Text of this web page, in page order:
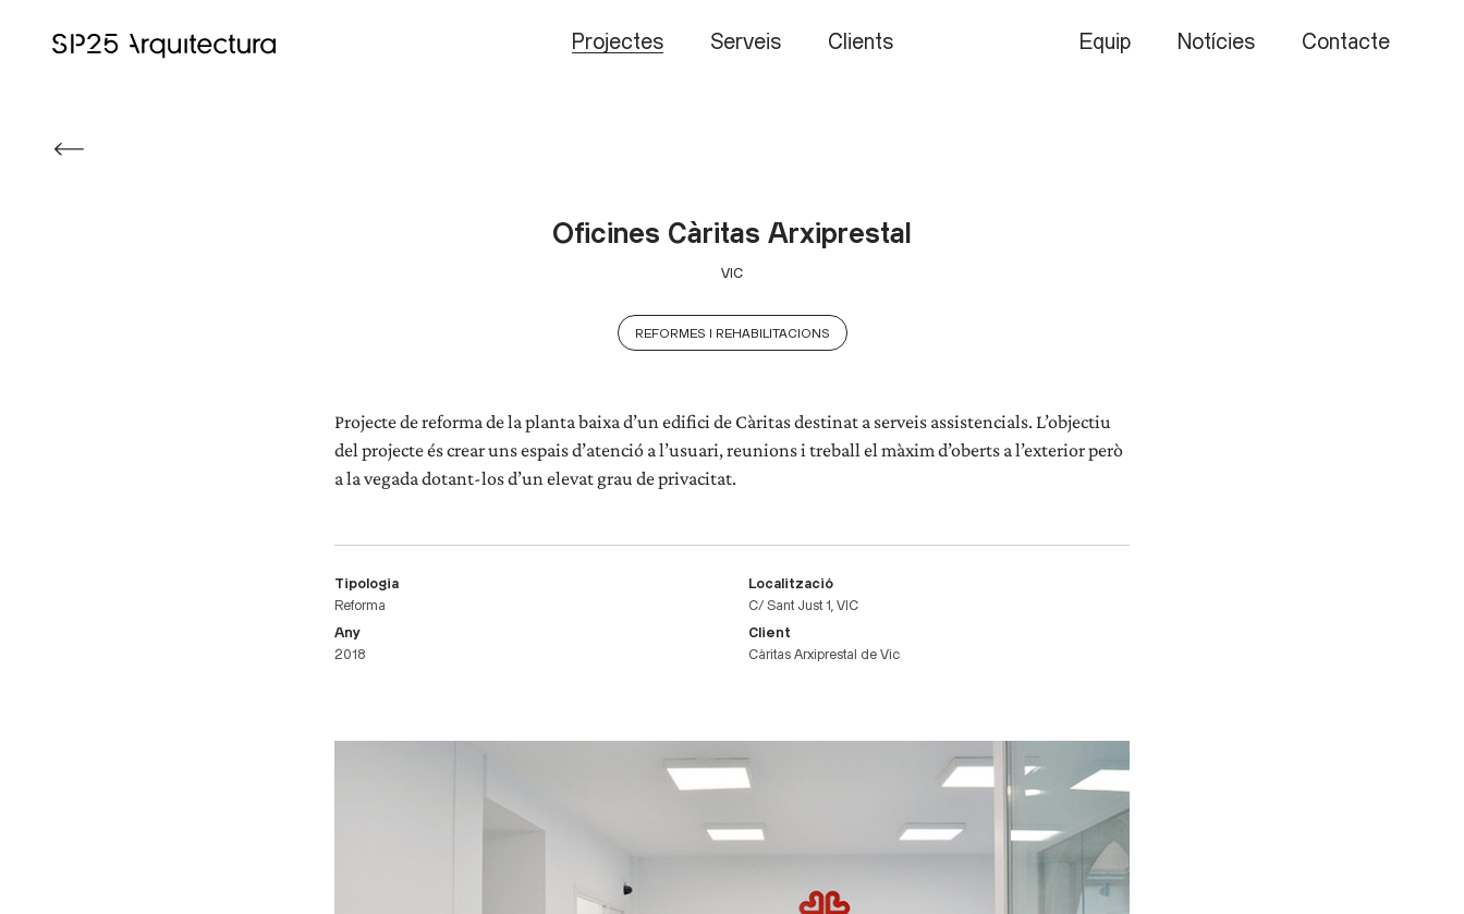
Projectes Serveis Clients Equip Notícies Contacte
Oficines Càritas Arxiprestal
VIC
REFORMES I REHABILITACIONS
Projecte de reforma de la planta baixa d’un edifici de Càritas destinat a serveis assistencials. L’objectiu
del projecte és crear uns espais d’atenció a l’usuari, reunions i treball el màxim d’oberts a l’exterior però
a la vegada dotant-los d’un elevat grau de privacitat.
Tipologia
Reforma
Any
2018
Localització
C/ Sant Just 1, VIC
Client
Càritas Arxiprestal de Vic